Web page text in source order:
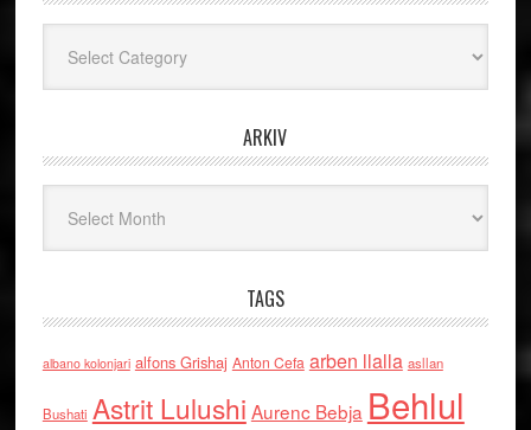
ARKIV
TAGS
albano kolonjari alfons Grishaj Anton Cefa arben llalla asllan
Bushati Astrit Lulushi Aurenc Bebja Behlul